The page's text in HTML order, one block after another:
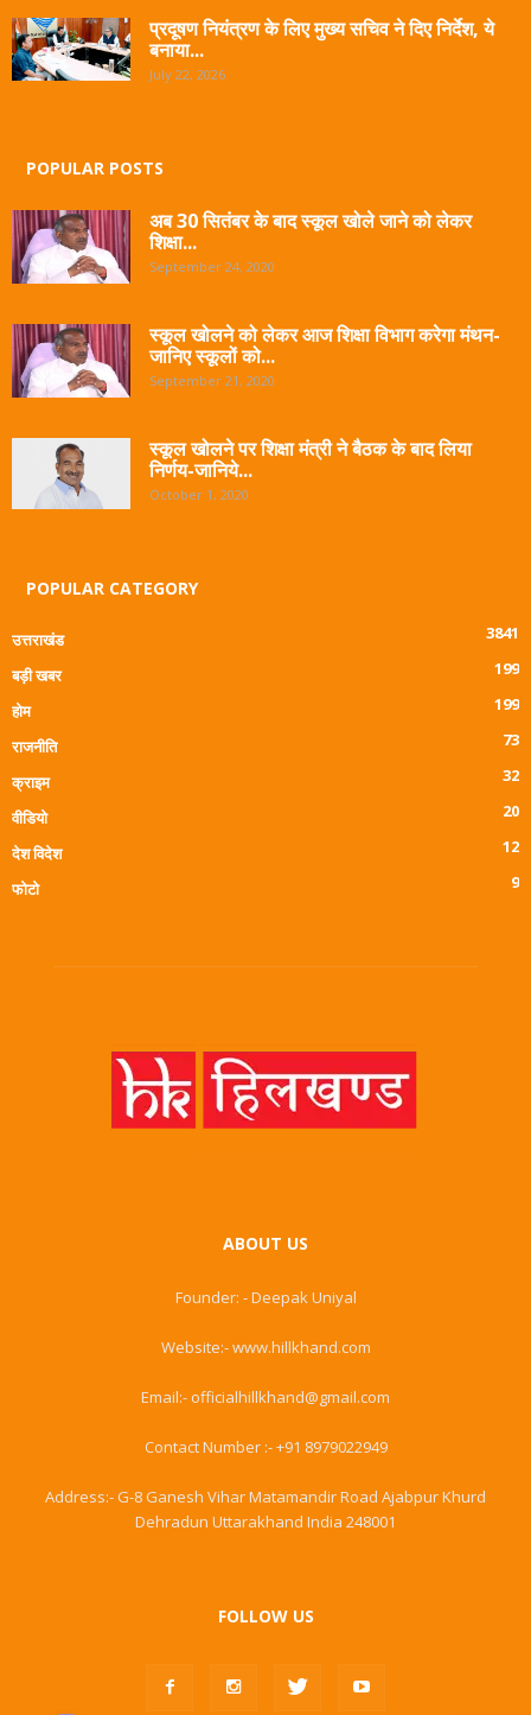
प्रदूषण नियंत्रण के लिए मुख्य सचिव ने दिए निर्देश, ये
बनाया...
July 22, 2026
POPULAR POSTS
अब 30 सितंबर के बाद स्कूल खोले जाने को लेकर
शिक्षा...
September 24, 2020
स्कूल खोलने को लेकर आज शिक्षा विभाग करेगा मंथन-
जानिए स्कूलों को...
September 21, 2020
स्कूल खोलने पर शिक्षा मंत्री ने बैठक के बाद लिया
निर्णय-जानिये...
October 1, 2020
POPULAR CATEGORY
उत्तराखंड
3841
बड़ी खबर
199
होम
199
राजनीति
73
क्राइम
32
वीडियो
20
देश विदेश
12
फोटो
9
ABOUT US
Founder: - Deepak Uniyal
Website:- www.hillkhand.com
Email:- officialhillkhand@gmail.com
Contact Number :- +91 8979022949
Address:- G-8 Ganesh Vihar Matamandir Road Ajabpur Khurd
Dehradun Uttarakhand India 248001
FOLLOW US